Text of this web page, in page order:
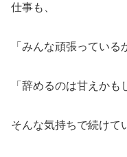
仕事も、
「みんな頑張っている
「辞めるのは甘えかも
そんな気持ちで続けて